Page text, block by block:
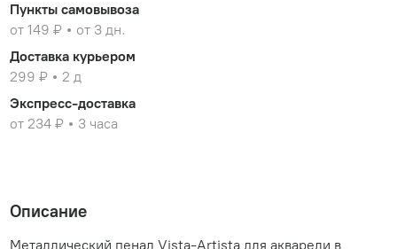
Пункты самовывоза
от 149 ₽
от 3 дн.
Доставка курьером
299 ₽
2 д
Экспресс-доставка
от 234 ₽
3 часа
Описание
Металлический пенал Vista-Artista для акварели в